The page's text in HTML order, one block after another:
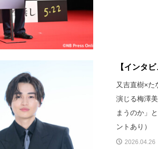
【インタ
又吉直樹×た
演じる梅澤
まうのか」
ントあり）
2026.04.26